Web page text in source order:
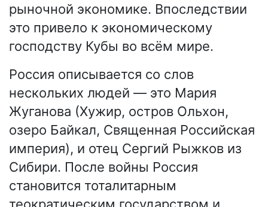
рыночной экономике. Впоследствии
это привело к экономическому
господству Кубы во всём мире.
Россия описывается со слов
нескольких людей — это Мария
Жуганова (Хужир, остров Ольхон,
озеро Байкал, Священная Российская
империя), и отец Сергий Рыжков из
Сибири. После войны Россия
становится тоталитарным